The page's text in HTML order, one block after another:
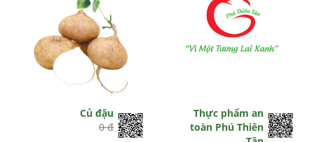
Củ đậu
0 đ
Thực phẩm an
toàn Phú Thiên